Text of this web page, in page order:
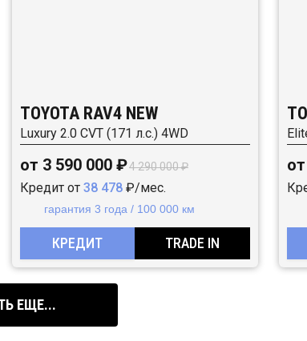
TOYOTA RAV4 NEW
Luxury 2.0 CVT (171 л.с.) 4WD
от 3 590 000 ₽4 290 000 ₽
Кредит от 38 478 ₽/мес.
гарантия 3 года / 100 000 км
КРЕДИТ TRADE IN
ЕЩЕ...